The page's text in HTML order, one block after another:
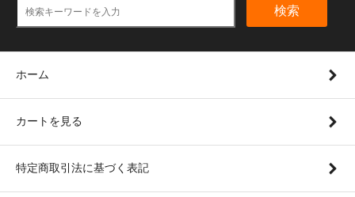
検索
ホーム
カートを見る
特定商取引法に基づく表記